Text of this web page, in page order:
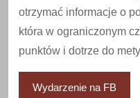
otrzymać informacje o
która w ograniczonym
punktów i dotrze do
Wydarzenie na FB